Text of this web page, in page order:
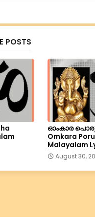
POSTS
ഓംകാര
Omkara
Malayalam
August 30,